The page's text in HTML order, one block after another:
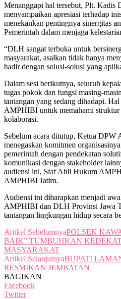
Menanggapi hal tersebut, Plt.
menyampaikan apresiasi terhadap
menekankan pentingnya sinergitas
Pemerintah dalam menjaga
“DLH sangat terbuka untuk
masyarakat, asalkan tidak hanya
hadir dengan solusi-solusi yang
Dalam sesi berikutnya, seluruh
tugas pokok dan fungsi masing-
tantangan yang sedang dihadapi.
AMPHIBI untuk memahami
kolaborasi.
Sebelum acara ditutup, Ketua
menegaskan komitmen
pemerintah dengan pendekatan
komunikasi dengan stakeholder
audiensi ini, Staf Ahli Hukum
AMPHIBI Jatim.
Audiensi ini diharapkan menjadi
AMPHIBI dan DLH Provinsi Jawa
tantangan lingkungan hidup secara
Aritkel SebelumnyaPOLSEK
BAIK” TUMBUHKAN
MASYARAKAT
Artikel SelanjutnyaBUPATI
RESMIKAN JEMBATAN
BAGIKAN
Facebook
Twitter